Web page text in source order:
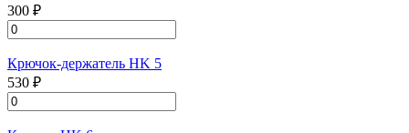
300 ₽
Крючок-держатель HK 5
530 ₽